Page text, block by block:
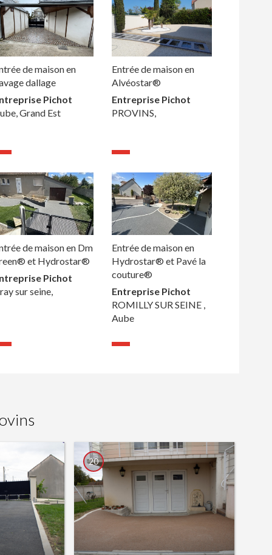
de maison en
dallage
Pichot
Grand Est
Entrée de maison en
Alvéostar®
Entreprise Pichot
PROVINS,
de maison en Dm
et Hydrostar®
Pichot
sur seine,
Entrée de maison en
Hydrostar® et Pavé la
couture®
Entreprise Pichot
ROMILLY SUR SEINE ,
Aube
20